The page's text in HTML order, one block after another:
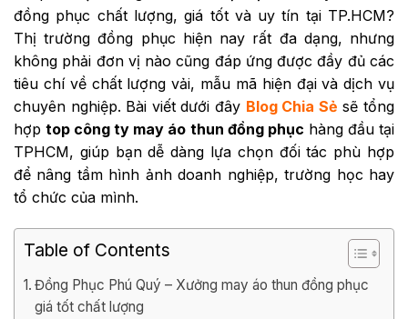
đồng phục chất lượng, giá tốt và uy tín tại TP.HCM?
Thị trường đồng phục hiện nay rất đa dạng, nhưng
không phải đơn vị nào cũng đáp ứng được đầy đủ các
tiêu chí về chất lượng vải, mẫu mã hiện đại và dịch vụ
chuyên nghiệp. Bài viết dưới đây Blog Chia Sẻ sẽ tổng
hợptop công ty may áo thun đồng phục hàng đầu tại
TPHCM, giúp bạn dễ dàng lựa chọn đối tác phù hợp
để nâng tầm hình ảnh doanh nghiệp, trường học hay
tổ chức của mình.
Table of Contents
Đồng Phục Phú Quý – Xưởng may áo thun đồng phục
giá tốt chất lượng